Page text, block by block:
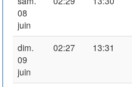
08
juin
dim.
09
juin
02:27 13:31